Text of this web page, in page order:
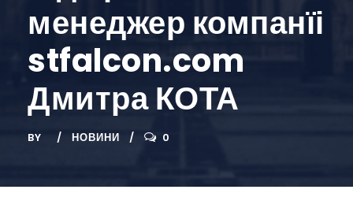
менеджер компанїі
stfalcon.com
Дмитра КОТА
BY НОВИНИ 0